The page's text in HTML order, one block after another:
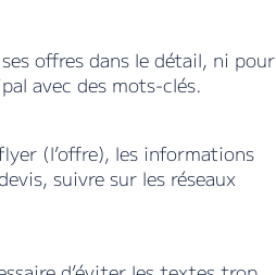
offres dans le détail, ni pour
avec des mots-clés.
(l’offre), les informations
suivre sur les réseaux